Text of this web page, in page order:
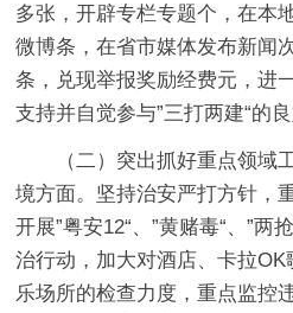
多张，开辟专栏专题个，在本
微博条，在省市媒体发布新闻
条，兑现举报奖励经费元，进
支持并自觉参与”三打两建“的良
（二）突出抓好重点领域
境方面。坚持治安严打方针，
开展”粤安12“、”黄赌毒“、”两
治行动，加大对酒店、卡拉
乐场所的检查力度，重点监控